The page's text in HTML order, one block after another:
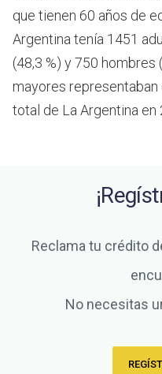
que tienen 60 años de
Argentina tenía 1451
(48,3 %) y 750 hombres
mayores representaban
total de La Argentina en
Reclama tu crédito
No necesitas